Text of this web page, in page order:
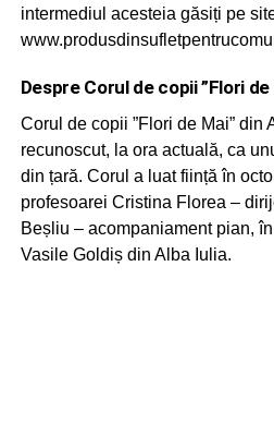
intermediul acesteia găsiți pe
Despre Corul de copii ”Flori de
Corul de copii ”Flori de Mai” din
recunoscut, la ora actuală, ca
din țară. Corul a luat ființă în
profesoarei Cristina Florea –
Beșliu – acompaniament pian,
Vasile Goldiș din Alba Iulia.